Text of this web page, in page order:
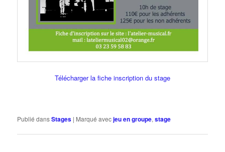
Télécharger la fiche inscription du stage
Publié dansStages | Marqué avecjeu en groupe,stage